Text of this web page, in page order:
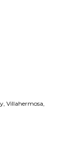
Villahermosa,